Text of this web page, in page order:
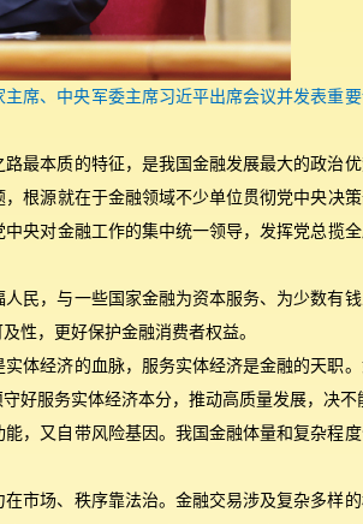
席、中央军委主席习近平出席会议并发表重
最本质的特征，是我国金融发展最大的政治优
根源就在于金融领域不少单位贯彻党中央决
央对金融工作的集中统一领导，发挥党总揽
民，与一些国家金融为资本服务、为少数有
性，更好保护金融消费者权益。
体经济的血脉，服务实体经济是金融的天职
好服务实体经济本分，推动高质量发展，决不
，又自带风险基因。我国金融体量和复杂程
市场、秩序靠法治。金融交易涉及复杂多样的